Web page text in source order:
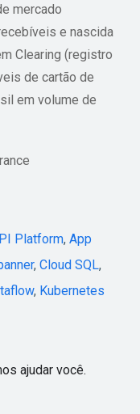
mercado
e nascida
Clearing (registro
de cartão de
em volume de
Platform, App
, Cloud SQL,
, Kubernetes
ajudar você.